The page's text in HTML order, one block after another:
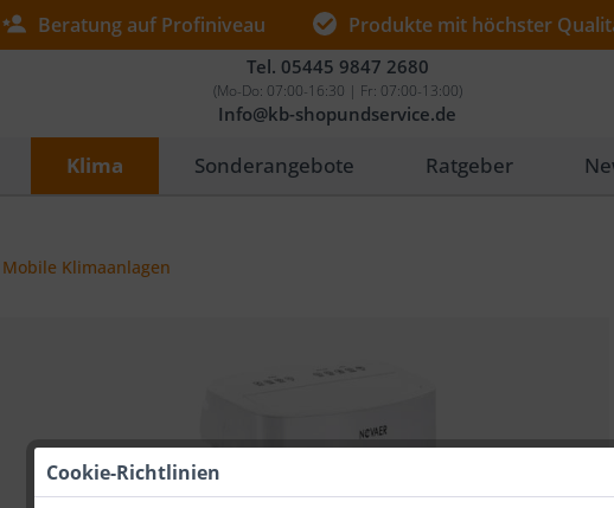
Beratung auf Profiniveau Produkte mit höchster
Tel. 05445 9847 2680
(Mo-Do: 07:00-16:30 | Fr: 07:00-13:00)
Info@kb-shopundservice.de
Klima Sonderangebote Ratgeber
Mobile Klimaanlagen
Cookie-Richtlinien